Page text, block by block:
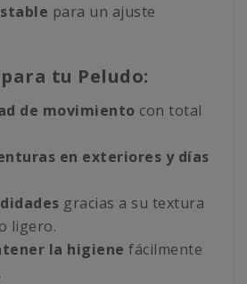
para un ajuste
tu Peludo:
de movimiento con total
en exteriores y días
gracias a su textura
ligero.
la higiene fácilmente